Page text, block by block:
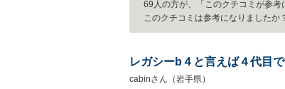
69人の方が、「このクチコミが参考
このクチコミは参考になりましたか
レガシーb４と言えば４代目で
cabinさん（岩手県）